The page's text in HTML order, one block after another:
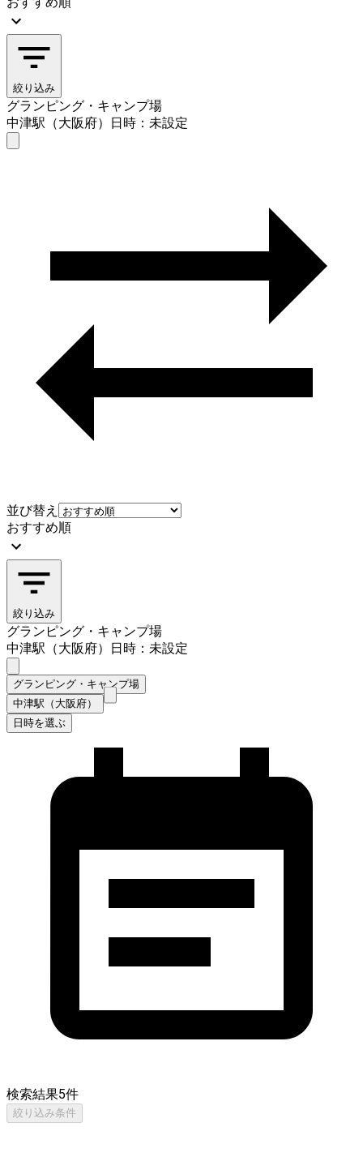
絞り込み
グランピング・キャンプ場
中津駅（大阪府）
日時：未設定
並び替え
おすすめ順
絞り込み
グランピング・キャンプ場
中津駅（大阪府）
日時：未設定
グランピング・キャンプ場
中津駅（大阪府）
日時を選ぶ
検索結果5件
絞り込み条件